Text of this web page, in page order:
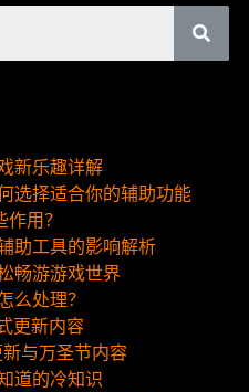
新乐趣详解
选择适合你的辅助功能
用？
助工具的影响解析
畅游游戏世界
么处理？
更新内容
与万圣节内容
道的冷知识